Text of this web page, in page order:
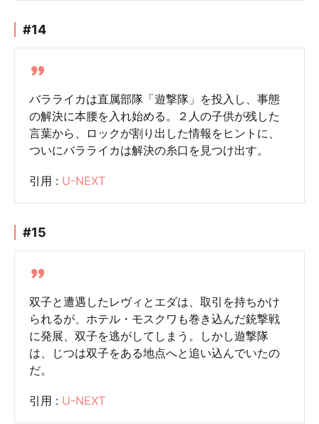
#14
バラライカは直属部隊「遊撃隊」を投入し、事態
の解決に本腰を入れ始める。２人の子供が残した
言葉から、ロックが割り出した情報をヒントに、
ついにバラライカは解決の糸口を見つけ出す。
引用 : U-NEXT
#15
双子と遭遇したレヴィとエダは、取引を持ちかけ
られるが、ホテル・モスクワも巻き込んだ銃撃戦
に発展、双子を逃がしてしまう。しかし遊撃隊
は、じつは双子をある地点へと追い込んでいたの
だ。
引用 : U-NEXT